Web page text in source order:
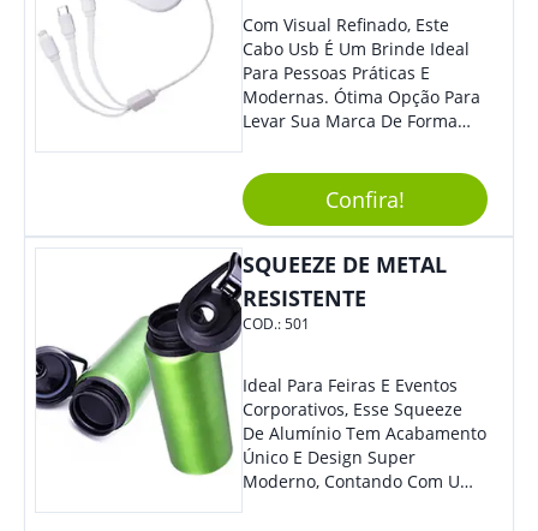
Com Visual Refinado, Este
Cabo Usb É Um Brinde Ideal
Para Pessoas Práticas E
Modernas. Ótima Opção Para
Levar Sua Marca De Forma
Sua Empresa Em Eventos,
Reuniões Corporativas Ou Até
Mesmo Para Presentear
Colaboradores E Parceiros De
Sua Empresa.
Confira!
SQUEEZE DE METAL
RESISTENTE
COD.:501
Ideal Para Feiras E Eventos
Corporativos, Esse Squeeze
De Alumínio Tem Acabamento
Único E Design Super
Moderno, Contando Com Uma